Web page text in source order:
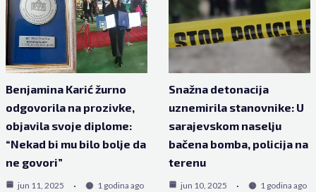
Benjamina Karić žurno
odgovorila na prozivke,
objavila svoje diplome:
“Nekad bi mu bilo bolje da
ne govori”
jun 11, 2025 1 godina ago
Snažna detonacija
uznemirila stanovnike: U
sarajevskom naselju
bačena bomba, policija na
terenu
jun 10, 2025 1 godina ago